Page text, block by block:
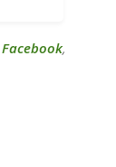
Facebook,